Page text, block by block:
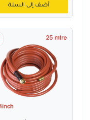
أضف إلى السلة